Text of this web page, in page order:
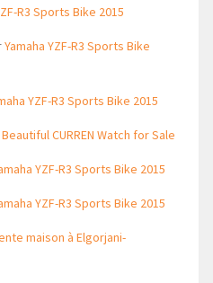
R3 Sports Bike 2015
Yamaha YZF-R3 Sports Bike
YZF-R3 Sports Bike 2015
CURREN Watch for Sale
YZF-R3 Sports Bike 2015
YZF-R3 Sports Bike 2015
maison à Elgorjani-